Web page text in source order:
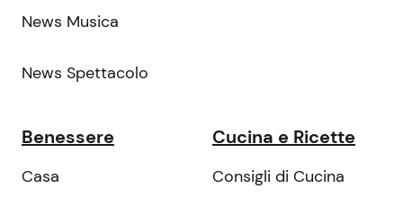
News Musica
News Spettacolo
Benessere
Casa
Cucina e Ricette
Consigli di Cucina